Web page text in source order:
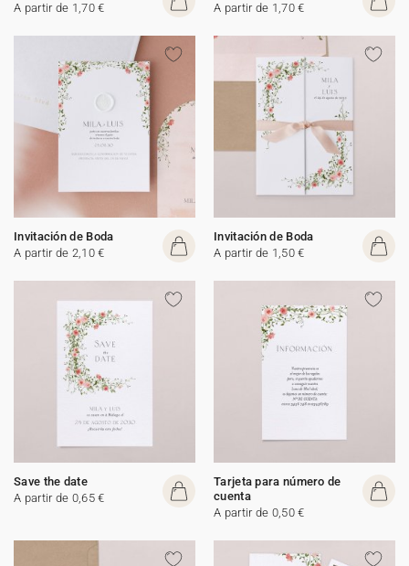
A partir de 1,70 €
A partir de 1,70 €
Invitación de Boda
A partir de 2,10 €
Invitación de Boda
A partir de 1,50 €
Save the date
A partir de 0,65 €
Tarjeta para número de
cuenta
A partir de 0,50 €